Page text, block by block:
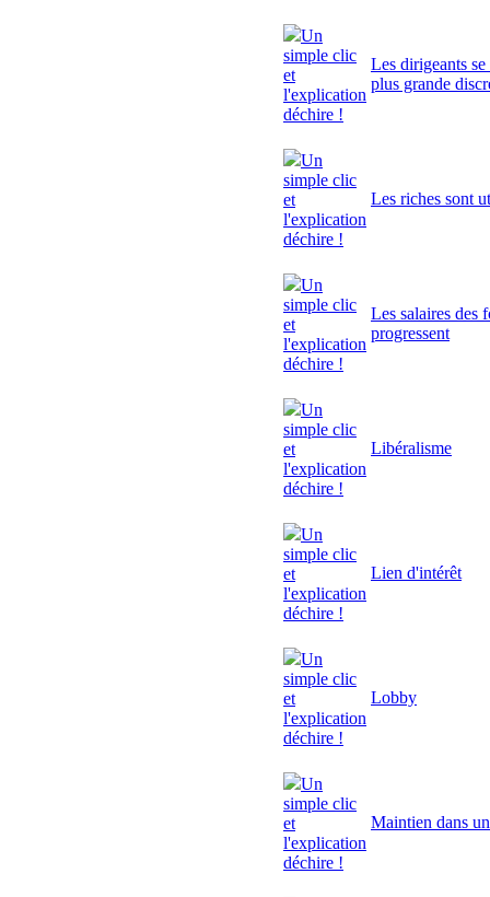
Un
simple clic
et
l'explication
déchire !
Les dirigeants
plus grande
Un
simple clic
et
l'explication
déchire !
Les riches sont
Un
simple clic
et
l'explication
déchire !
Les salaires des
progressent
Un
simple clic
et
l'explication
déchire !
Libéralisme
Un
simple clic
et
l'explication
déchire !
Lien d'intérêt
Un
simple clic
et
l'explication
déchire !
Lobby
Un
simple clic
et
l'explication
déchire !
Maintien dans